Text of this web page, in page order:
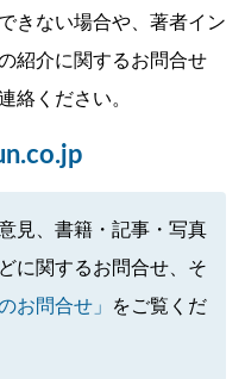
きない場合や、著者イン
紹介に関するお問合せ
絡ください。
見、書籍・記事・写真
に関するお問合せ、そ
お問合せ」
をご覧くだ